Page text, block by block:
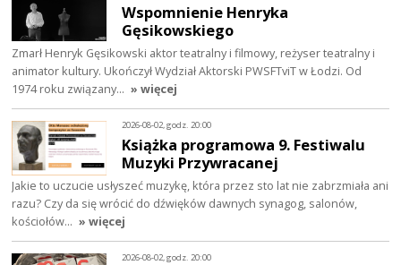
Wspomnienie Henryka
Gęsikowskiego
Zmarł Henryk Gęsikowski aktor teatralny i filmowy, reżyser teatralny i
animator kultury. Ukończył Wydział Aktorski PWSFTviT w Łodzi. Od
1974 roku związany… » więcej
2026-08-02, godz. 20:00
Książka programowa 9. Festiwalu
Muzyki Przywracanej
Jakie to uczucie usłyszeć muzykę, która przez sto lat nie zabrzmiała ani
razu? Czy da się wrócić do dźwięków dawnych synagog, salonów,
kościołów… » więcej
2026-08-02, godz. 20:00